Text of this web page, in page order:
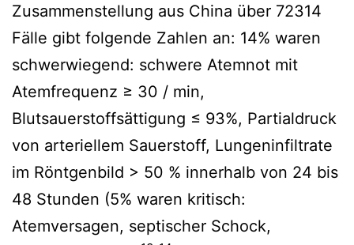
Zusammenstellung aus China über 72314
Fälle gibt folgende Zahlen an: 14% waren
schwerwiegend: schwere Atemnot mit
Atemfrequenz ≥ 30 / min,
Blutsauerstoffsättigung ≤ 93%, Partialdruck
von arteriellem Sauerstoff, Lungeninfiltrate
im Röntgenbild > 50 % innerhalb von 24 bis
48 Stunden (5% waren kritisch:
Atemversagen, septischer Schock,